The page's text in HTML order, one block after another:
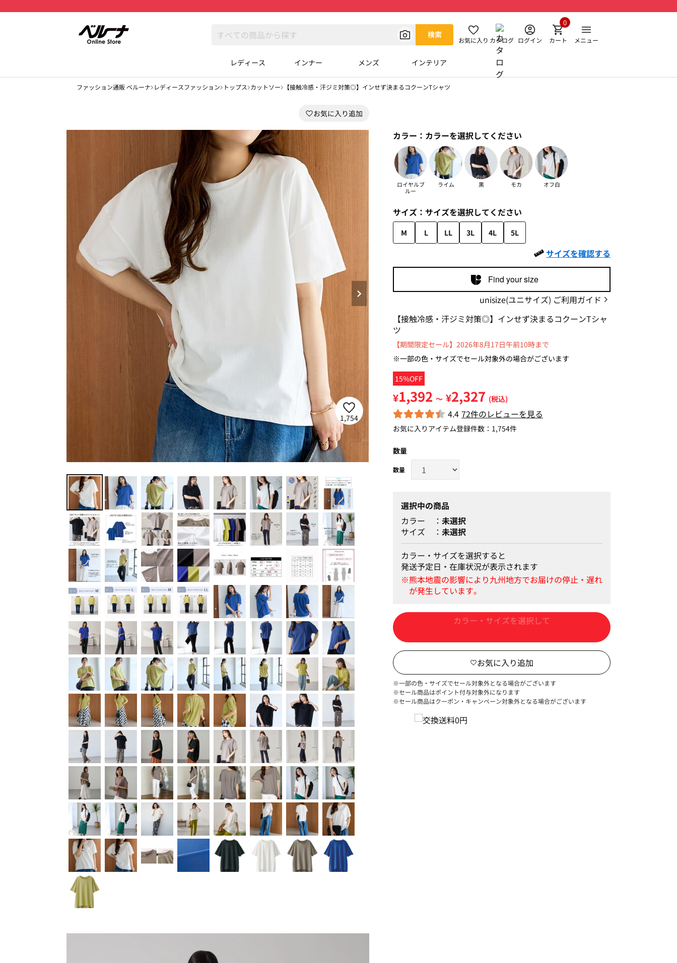
検索
お気に入り カタログ ログイン カート
0
メニュー
レディース インナー メンズ インテリア
ファッション通販 ベルーナ レディースファッション トップス カットソー 【接触冷感・汗ジミ対策◎】インせず決まるコクーンTシャツ
1,754
ロイヤルブルー
カラー： カラーを選択してください
ロイヤルブ
ルー
ライム 黒 モカ オフ白
サイズ： サイズを選択してください
M L LL 3L 4L 5L
サイズを確認する
Find your size
unisize(ユニサイズ) ご利用ガイド
【接触冷感・汗ジミ対策◎】インせず決まるコクーンTシャ
ツ
15%OFF
【期間限定セール】2026年8月17日午前10時まで
※一部の色・サイズでセール対象外の場合がございます
¥1,392 ～ ¥2,327 (税込)
4.4 72件のレビューを見る
お気に入りアイテム登録件数： 1,754件
数量
選択中の商品
カラー
未選択
サイズ
未選択
カラー・サイズを選択すると
発送予定日・在庫状況が表示されます
カートに入れる
※一部の色・サイズでセール対象外となる場合がございます
※セール商品はポイント付与対象外になります
※セール商品はクーポン・キャンペーン対象外となる場合がございます